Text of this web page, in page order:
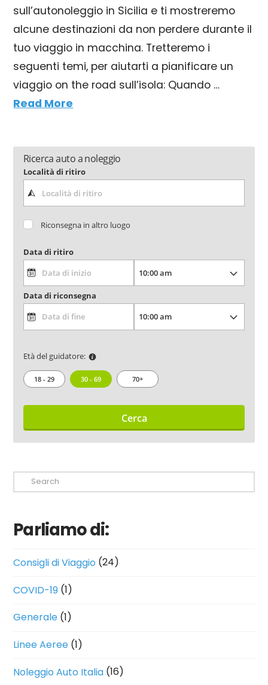
sull’autonoleggio in Sicilia e ti mostreremo
alcune destinazioni da non perdere durante il
tuo viaggio in macchina. Tretteremo i
seguenti temi, per aiutarti a pianificare un
viaggio on the road sull’isola: Quando …
Read More
Ricerca auto a noleggio
Località di ritiro
Riconsegna in altro luogo
Data di ritiro
Data di riconsegna
Età del guidatore:
18 - 29 30 - 69 70+
Cerca
Search
Parliamo di:
Consigli di Viaggio (24)
COVID-19 (1)
Generale (1)
Linee Aeree (1)
Noleggio Auto Italia (16)